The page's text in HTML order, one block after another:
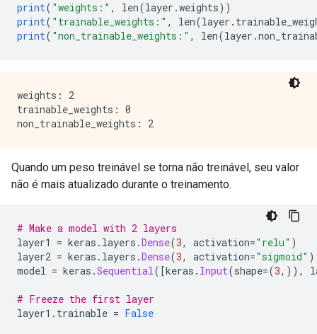
print( "weights:" , len(layer .weights))
print( "trainable_weights:" , len(layer .
print( "non_trainable_weights:" , len(layer .
weights: 2
trainable_weights: 0
Quando um peso treinável se torna não treinável, seu valor
não é mais atualizado durante o treinamento.
# Make a model with 2 layers
layer1 = keras . layers .Dense(3, activation="relu" )
layer2 = keras . layers .Dense(3, activation="sigmoid" )
model = keras .Sequential([keras . Input(shape=(3,)),
# Freeze the first layer
layer1 . trainable = False